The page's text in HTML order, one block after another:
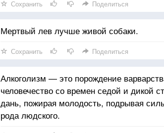
Сохранить Поделиться
Мертвый лев лучше живой собаки.
Сохранить Поделиться
Алкоголизм — это порождение
человечество со времен седой и дикой
дань, пожирая молодость, подрывая
рода людского.